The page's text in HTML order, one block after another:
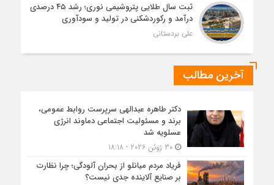
ثبت سال طلایی پتروشیمی نوری؛ رشد ۴۵ درصدی
درآمد و رکوردشکنی در تولید و سودآوری
علی بردستانی
آخرین مطالب
دکتر طاهره عبدالهی سرپرست روابط عمومی،
برند و مسئولیت اجتماعی دماوند انرژی
عسلویه شد
30 ژوئن 2026 - 18:18
فریاد مردم میانلو از بحران آلودگی؛ چرا نظارت
بر صنایع آلاینده جدی نیست؟